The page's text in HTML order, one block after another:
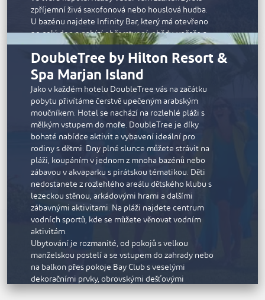
zpříjemní živá saxofonová nebo houslová hudba.
U bazénu najdete Infinity Bar, který má otevřeno
po celý den a nabízí občerstvení, obědy, večeře a
nápoje.
K dispozici je celá řada aktivit spojených s
kempováním a dalších oblíbených činností včetně
stolního tenisu, boccie, badmintonu a volejbalu.
Děti si užijí pouštění draků, naučí se pár kroků salsy
a zahrají si na kalimbu, tradiční zimbabwský
hudební nástroj. V nabídce je také spousta aktivit
zaměřených na rozvoj ducha, jako je jóga při
východu slunce, lukostřelba, výroba keramiky
nebo ruční vyšívání.
DoubleTree by Hilton Resort &
Spa Marjan Island
Jako v každém hotelu DoubleTree vás na začátku
pobytu přivítáme čerstvě upečeným arabským
moučníkem. Hotel se nachází na rozlehlé pláži s
mělkým vstupem do moře. DoubleTree je díky
bohaté nabídce aktivit a vybavení ideální pro
rodiny s dětmi. Dny plné slunce můžete strávit na
pláži, koupáním v jednom z mnoha bazénů nebo
zábavou v akvaparku s pirátskou tématikou. Děti
nedostanete z rozlehlého areálu dětského klubu s
lezeckou stěnou, arkádovými hrami a dalšími
zábavnými aktivitami. Na pláži najdete centrum
vodních sportů, kde se můžete věnovat vodním
aktivitám.
Ubytování je rozmanité, od pokojů s velkou
manželskou postelí a se vstupem do zahrady nebo
na balkon přes pokoje Bay Club s veselými
dekoračními prvky, obrovskými dešťovými
sprchami a vanou až po pokoje Bay Club King s